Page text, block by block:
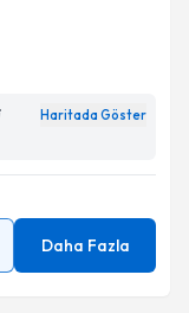
Haritada Göster
Daha Fazla